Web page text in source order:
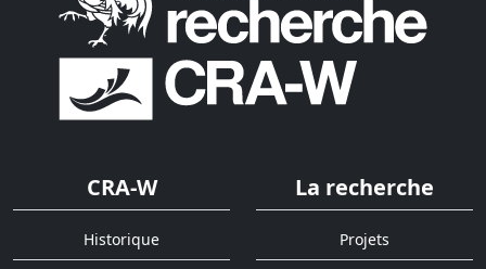
CRA-W
Historique
La recherche
Projets